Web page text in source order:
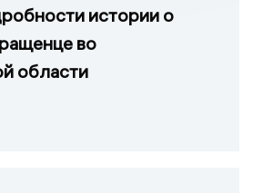
истории о
во
области